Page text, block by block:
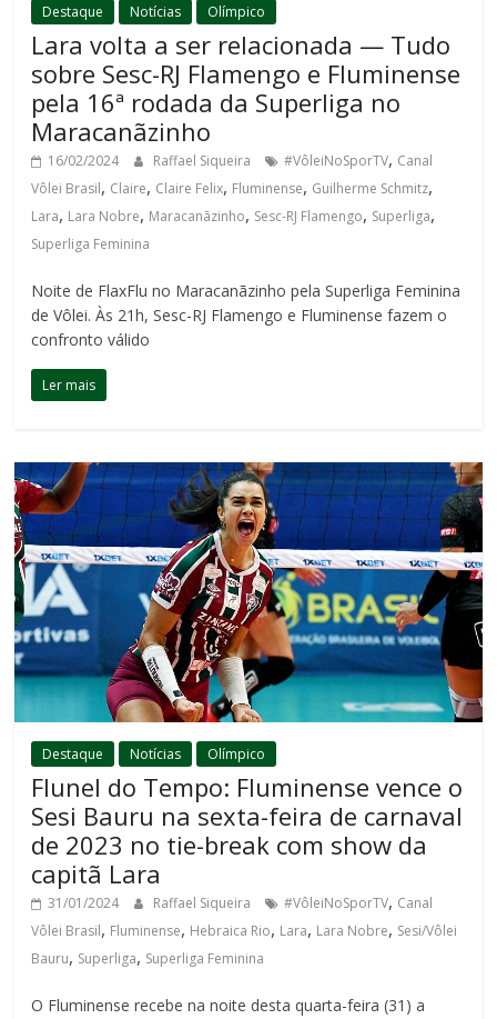
Destaque Notícias Olímpico
Lara volta a ser relacionada — Tudo
sobre Sesc-RJ Flamengo e Fluminense
pela 16ª rodada da Superliga no
Maracanãzinho
16/02/2024 Raffael Siqueira #VôleiNoSporTV, Canal
Vôlei Brasil, Claire, Claire Felix, Fluminense, Guilherme Schmitz,
Lara, Lara Nobre, Maracanãzinho, Sesc-RJ Flamengo, Superliga,
Superliga Feminina
Noite de FlaxFlu no Maracanãzinho pela Superliga Feminina
de Vôlei. Às 21h, Sesc-RJ Flamengo e Fluminense fazem o
confronto válido
Ler mais
Destaque Notícias Olímpico
Flunel do Tempo: Fluminense vence o
Sesi Bauru na sexta-feira de carnaval
de 2023 no tie-break com show da
capitã Lara
31/01/2024 Raffael Siqueira #VôleiNoSporTV, Canal
Vôlei Brasil, Fluminense, Hebraica Rio, Lara, Lara Nobre, Sesi/Vôlei
Bauru, Superliga, Superliga Feminina
O Fluminense recebe na noite desta quarta-feira (31) a